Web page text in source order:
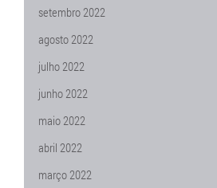
setembro 2022
agosto 2022
julho 2022
junho 2022
maio 2022
abril 2022
março 2022